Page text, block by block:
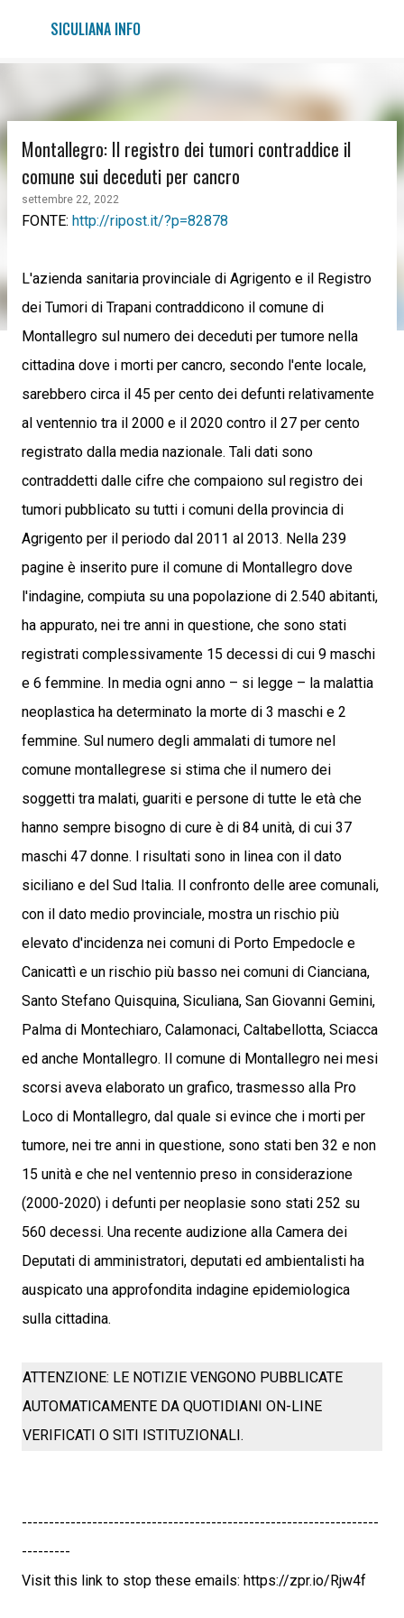
Passa ai contenuti principali
SICULIANA INFO
Montallegro: Il registro dei tumori contraddice il
comune sui deceduti per cancro
settembre 22, 2022
FONTE: http://ripost.it/?p=82878
L'azienda sanitaria provinciale di Agrigento e il Registro
dei Tumori di Trapani contraddicono il comune di
Montallegro sul numero dei deceduti per tumore nella
cittadina dove i morti per cancro, secondo l'ente locale,
sarebbero circa il 45 per cento dei defunti relativamente
al ventennio tra il 2000 e il 2020 contro il 27 per cento
registrato dalla media nazionale. Tali dati sono
contraddetti dalle cifre che compaiono sul registro dei
tumori pubblicato su tutti i comuni della provincia di
Agrigento per il periodo dal 2011 al 2013. Nella 239
pagine è inserito pure il comune di Montallegro dove
l'indagine, compiuta su una popolazione di 2.540 abitanti,
ha appurato, nei tre anni in questione, che sono stati
registrati complessivamente 15 decessi di cui 9 maschi
e 6 femmine. In media ogni anno – si legge – la malattia
neoplastica ha determinato la morte di 3 maschi e 2
femmine. Sul numero degli ammalati di tumore nel
comune montallegrese si stima che il numero dei
soggetti tra malati, guariti e persone di tutte le età che
hanno sempre bisogno di cure è di 84 unità, di cui 37
maschi 47 donne. I risultati sono in linea con il dato
siciliano e del Sud Italia. Il confronto delle aree comunali,
con il dato medio provinciale, mostra un rischio più
elevato d'incidenza nei comuni di Porto Empedocle e
Canicattì e un rischio più basso nei comuni di Cianciana,
Santo Stefano Quisquina, Siculiana, San Giovanni Gemini,
Palma di Montechiaro, Calamonaci, Caltabellotta, Sciacca
ed anche Montallegro. Il comune di Montallegro nei mesi
scorsi aveva elaborato un grafico, trasmesso alla Pro
Loco di Montallegro, dal quale si evince che i morti per
tumore, nei tre anni in questione, sono stati ben 32 e non
15 unità e che nel ventennio preso in considerazione
(2000-2020) i defunti per neoplasie sono stati 252 su
560 decessi. Una recente audizione alla Camera dei
Deputati di amministratori, deputati ed ambientalisti ha
auspicato una approfondita indagine epidemiologica
sulla cittadina.
ATTENZIONE: LE NOTIZIE VENGONO PUBBLICATE
AUTOMATICAMENTE DA QUOTIDIANI ON-LINE
VERIFICATI O SITI ISTITUZIONALI.
------------------------------------------------------------------
---------
Visit this link to stop these emails: https://zpr.io/Rjw4f